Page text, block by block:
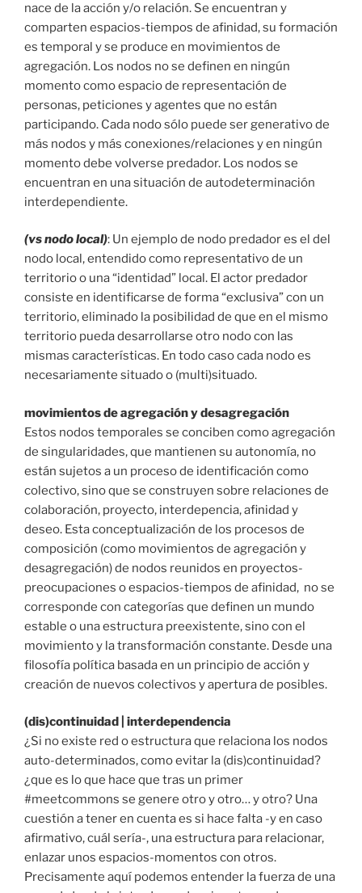
nace de la acción y/o relación. Se encuentran y
comparten espacios-tiempos de afinidad, su formación
es temporal y se produce en movimientos de
agregación. Los nodos no se definen en ningún
momento como espacio de representación de
personas, peticiones y agentes que no están
participando. Cada nodo sólo puede ser generativo de
más nodos y más conexiones/relaciones y en ningún
momento debe volverse predador. Los nodos se
encuentran en una situación de autodeterminación
interdependiente.
(vs nodo local): Un ejemplo de nodo predador es el del
nodo local, entendido como representativo de un
territorio o una “identidad” local. El actor predador
consiste en identificarse de forma “exclusiva” con un
territorio, eliminado la posibilidad de que en el mismo
territorio pueda desarrollarse otro nodo con las
mismas características. En todo caso cada nodo es
necesariamente situado o (multi)situado.
movimientos de agregación y desagregación
Estos nodos temporales se conciben como agregación
de singularidades, que mantienen su autonomía, no
están sujetos a un proceso de identificación como
colectivo, sino que se construyen sobre relaciones de
colaboración, proyecto, interdepencia, afinidad y
deseo. Esta conceptualización de los procesos de
composición (como movimientos de agregación y
desagregación) de nodos reunidos en proyectos-
preocupaciones o espacios-tiempos de afinidad, no se
corresponde con categorías que definen un mundo
estable o una estructura preexistente, sino con el
movimiento y la transformación constante. Desde una
filosofía política basada en un principio de acción y
creación de nuevos colectivos y apertura de posibles.
(dis)continuidad | interdependencia
¿Si no existe red o estructura que relaciona los nodos
auto-determinados, como evitar la (dis)continuidad?
¿que es lo que hace que tras un primer
#meetcommons se genere otro y otro… y otro? Una
cuestión a tener en cuenta es si hace falta -y en caso
afirmativo, cuál sería-, una estructura para relacionar,
enlazar unos espacios-momentos con otros.
Precisamente aquí podemos entender la fuerza de una